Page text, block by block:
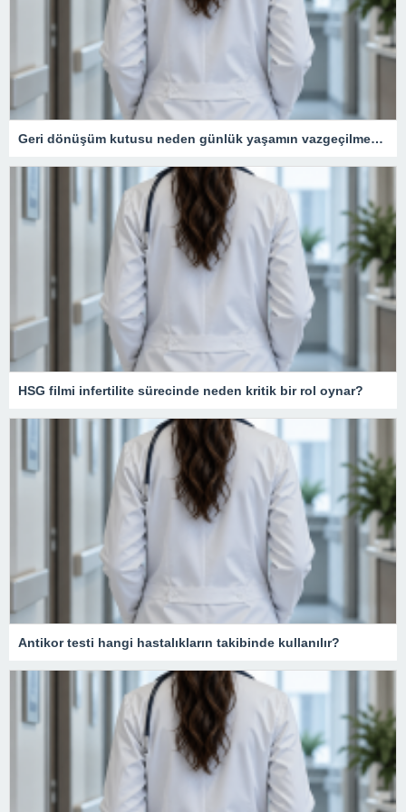
Geri dönüşüm kutusu neden günlük yaşamın vazgeçilmezidir?
HSG filmi infertilite sürecinde neden kritik bir rol oynar?
Antikor testi hangi hastalıkların takibinde kullanılır?